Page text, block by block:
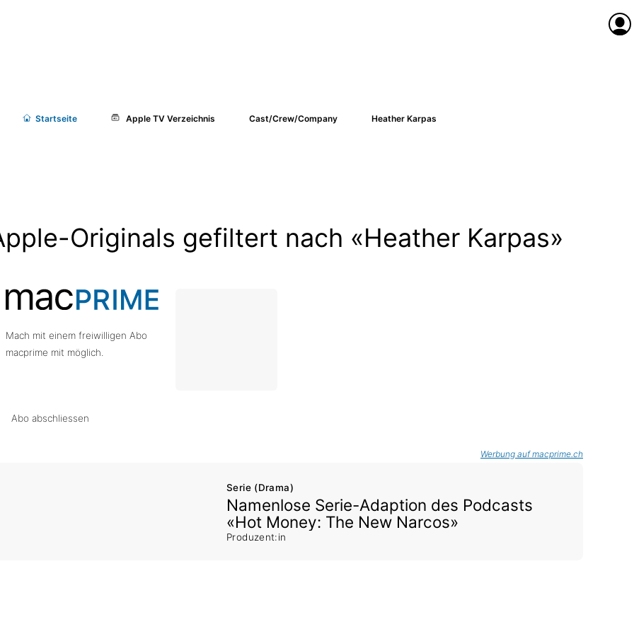
Startseite Apple TV Verzeichnis Cast/Crew/Company Heather Karpas
Originals gefiltert nach «Heather Karpas»
Mach mit einem freiwilligen Abo
macprime mit möglich.
Abo abschliessen
Werbung auf macprime.ch
Serie (Drama)
Namenlose Serie-Adaption des Podcasts
«Hot Money: The New Narcos»
Produzent:in